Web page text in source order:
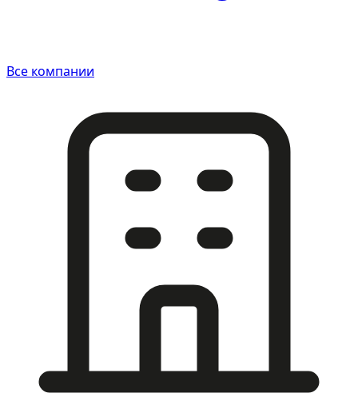
Все компании